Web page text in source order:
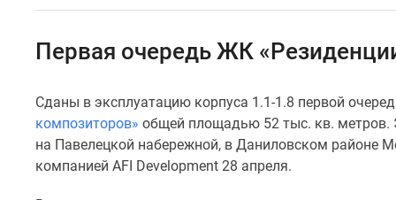
помещения
застройщики
Панорамы
новостроек
Первая очередь ЖК
Сданы в эксплуатацию корпуса 1.1-1.8 первой
композиторов» общей площадью 52 тыс. кв. метров.
на Павелецкой набережной, в Даниловском районе
компанией AFI Development 28 апреля.